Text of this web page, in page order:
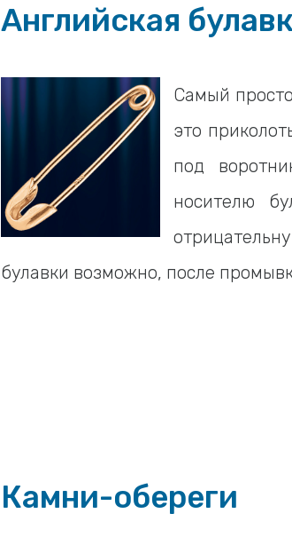
Английская
Самый
это
под
носителю
булавки возможно, после
Камни-обереги